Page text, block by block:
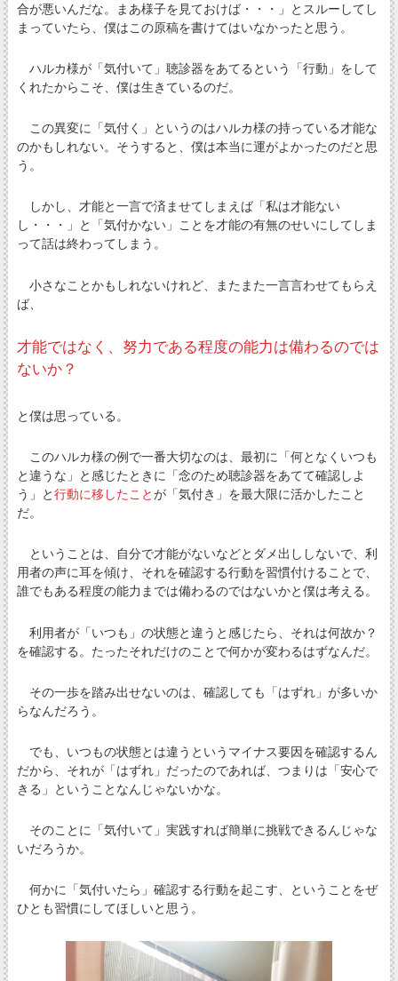
合が悪いんだな。まあ様子を見ておけば・・・」とスルーしてし
まっていたら、僕はこの原稿を書けてはいなかったと思う。
ハルカ様が「気付いて」聴診器をあてるという「行動」をして
くれたからこそ、僕は生きているのだ。
この異変に「気付く」というのはハルカ様の持っている才能な
のかもしれない。そうすると、僕は本当に運がよかったのだと思
う。
しかし、才能と一言で済ませてしまえば「私は才能ない
し・・・」と「気付かない」ことを才能の有無のせいにしてしま
って話は終わってしまう。
小さなことかもしれないけれど、またまた一言言わせてもらえ
ば、
才能ではなく、努力である程度の能力は備わるのでは
ないか？
と僕は思っている。
このハルカ様の例で一番大切なのは、最初に「何となくいつも
と違うな」と感じたときに「念のため聴診器をあてて確認しよ
う」と行動に移したことが「気付き」を最大限に活かしたこと
だ。
ということは、自分で才能がないなどとダメ出ししないで、利
用者の声に耳を傾け、それを確認する行動を習慣付けることで、
誰でもある程度の能力までは備わるのではないかと僕は考える。
利用者が「いつも」の状態と違うと感じたら、それは何故か？
を確認する。たったそれだけのことで何かが変わるはずなんだ。
その一歩を踏み出せないのは、確認しても「はずれ」が多いか
らなんだろう。
でも、いつもの状態とは違うというマイナス要因を確認するん
だから、それが「はずれ」だったのであれば、つまりは「安心で
きる」ということなんじゃないかな。
そのことに「気付いて」実践すれば簡単に挑戦できるんじゃな
いだろうか。
何かに「気付いたら」確認する行動を起こす、ということをぜ
ひとも習慣にしてほしいと思う。